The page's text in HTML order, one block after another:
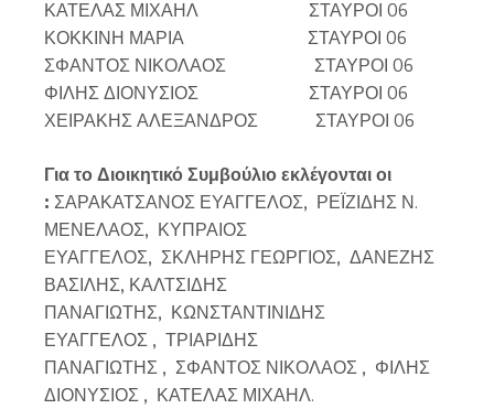
ΚΑΤΕΛΑΣ ΜΙΧΑΗΛ ΣΤΑΥΡΟΙ 06
ΚΟΚΚΙΝΗ ΜΑΡΙΑ ΣΤΑΥΡΟΙ 06
ΣΦΑΝΤΟΣ ΝΙΚΟΛΑΟΣ ΣΤΑΥΡΟΙ 06
ΦΙΛΗΣ ΔΙΟΝΥΣΙΟΣ ΣΤΑΥΡΟΙ 06
ΧΕΙΡΑΚΗΣ ΑΛΕΞΑΝΔΡΟΣ ΣΤΑΥΡΟΙ 06
Για το Διοικητικό Συμβούλιο εκλέγονται οι
: ΣΑΡΑΚΑΤΣΑΝΟΣ ΕΥΑΓΓΕΛΟΣ, ΡΕΪΖΙΔΗΣ Ν.
ΜΕΝΕΛΑΟΣ, ΚΥΠΡΑΙΟΣ
ΕΥΑΓΓΕΛΟΣ, ΣΚΛΗΡΗΣ ΓΕΩΡΓΙΟΣ, ΔΑΝΕΖΗΣ
ΒΑΣΙΛΗΣ, ΚΑΛΤΣΙΔΗΣ
ΠΑΝΑΓΙΩΤΗΣ, ΚΩΝΣΤΑΝΤΙΝΙΔΗΣ
ΕΥΑΓΓΕΛΟΣ , ΤΡΙΑΡΙΔΗΣ
ΠΑΝΑΓΙΩΤΗΣ , ΣΦΑΝΤΟΣ ΝΙΚΟΛΑΟΣ , ΦΙΛΗΣ
ΔΙΟΝΥΣΙΟΣ , ΚΑΤΕΛΑΣ ΜΙΧΑΗΛ.